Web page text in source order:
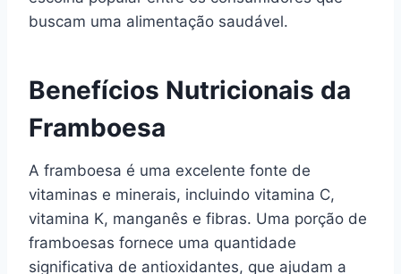
buscam uma alimentação saudável.
Benefícios Nutricionais da
Framboesa
A framboesa é uma excelente fonte de
vitaminas e minerais, incluindo vitamina C,
vitamina K, manganês e fibras. Uma porção de
framboesas fornece uma quantidade
significativa de antioxidantes, que ajudam a